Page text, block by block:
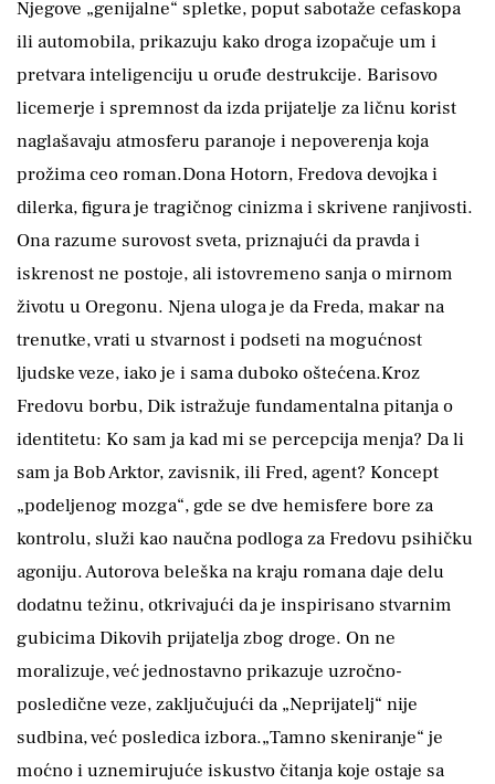
Njegove „genijalne“ spletke, poput sabotaže cefaskopa
ili automobila, prikazuju kako droga izopačuje um i
pretvara inteligenciju u oruđe destrukcije. Barisovo
licemerje i spremnost da izda prijatelje za ličnu korist
naglašavaju atmosferu paranoje i nepoverenja koja
prožima ceo roman.Dona Hotorn, Fredova devojka i
dilerka, figura je tragičnog cinizma i skrivene ranjivosti.
Ona razume surovost sveta, priznajući da pravda i
iskrenost ne postoje, ali istovremeno sanja o mirnom
životu u Oregonu. Njena uloga je da Freda, makar na
trenutke, vrati u stvarnost i podseti na mogućnost
ljudske veze, iako je i sama duboko oštećena.Kroz
Fredovu borbu, Dik istražuje fundamentalna pitanja o
identitetu: Ko sam ja kad mi se percepcija menja? Da li
sam ja Bob Arktor, zavisnik, ili Fred, agent? Koncept
„podeljenog mozga“, gde se dve hemisfere bore za
kontrolu, služi kao naučna podloga za Fredovu psihičku
agoniju. Autorova beleška na kraju romana daje delu
dodatnu težinu, otkrivajući da je inspirisano stvarnim
gubicima Dikovih prijatelja zbog droge. On ne
moralizuje, već jednostavno prikazuje uzročno-
posledične veze, zaključujući da „Neprijatelj“ nije
sudbina, već posledica izbora.„Tamno skeniranje“ je
moćno i uznemirujuće iskustvo čitanja koje ostaje sa